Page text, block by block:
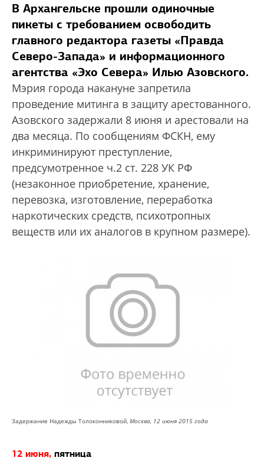
В Архангельске прошли одиночные
пикеты с требованием освободить
главного редактора газеты «Правда
Северо-Запада» и информационного
агентства «Эхо Севера» Илью Азовского.
Мэрия города накануне запретила
проведение митинга в защиту арестованного.
Азовского задержали 8 июня и арестовали на
два месяца. По сообщениям ФСКН, ему
инкриминируют преступление,
предсумотренное ч.2 ст. 228 УК РФ
(незаконное приобретение, хранение,
перевозка, изготовление, переработка
наркотических средств, психотропных
веществ или их аналогов в крупном размере).
Задержание Надежды Толоконниковой, Москва, 12 июня 2015 года
12 июня, пятница